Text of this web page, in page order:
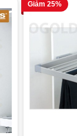
Giảm 25%